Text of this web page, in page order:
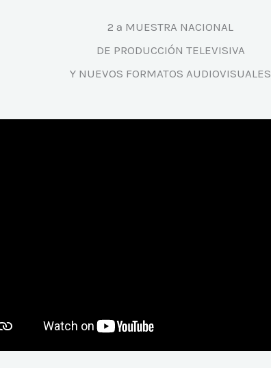
2 ª MUESTRA NACIONAL
DE PRODUCCIÓN TELEVISIVA
Y NUEVOS FORMATOS AUDIOVISUALES